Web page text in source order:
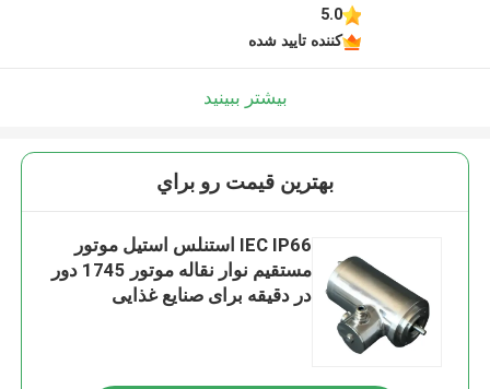
5.0
کننده تایید شده
بیشتر ببینید
بهترين قيمت رو براي
IEC IP66 استنلس استیل موتور
مستقیم نوار نقاله موتور 1745 دور
در دقیقه برای صنایع غذایی